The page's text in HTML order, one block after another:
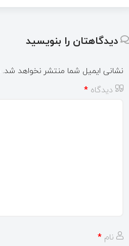
دیدگاهتان را بنویسید
نشانی ایمیل شما منتشر نخواهد شد.
دیدگاه *
نام *